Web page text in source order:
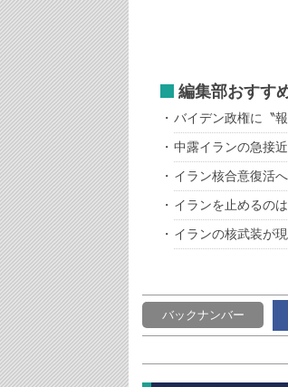
編集部おすす
バイデン政権に〝
中露イランの急接
イラン核合意復活
イランを止めるの
イランの核武装が
バックナンバー